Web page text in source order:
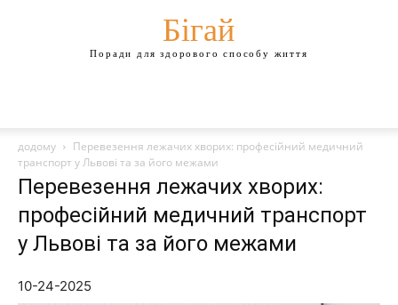
Бігай
Поради для здорового способу життя
додому
Перевезення лежачих хворих: професійний медичний
транспорт у Львові та за його межами
Перевезення лежачих хворих:
професійний медичний транспорт
у Львові та за його межами
10-24-2025